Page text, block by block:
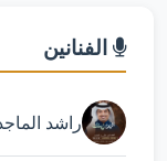
الفنانين
راشد